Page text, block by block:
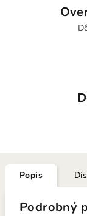
Popis
Podrobný